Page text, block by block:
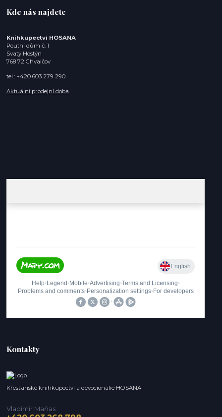
Kde nás najdete
Knihkupectví HOSANA
Poutní dům č. 1
Svatý Hostýn
768 72 Chvalčov
tel.: +420 603 279 290
Aktuální prodejní doba
Kontakty
Křesťanské knihkupectví a devocionálie HOSANA
Vladimír Maňas